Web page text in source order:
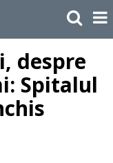
despre
Spitalul